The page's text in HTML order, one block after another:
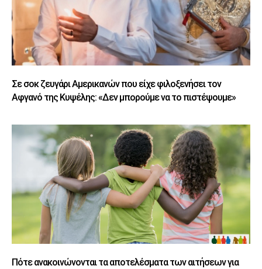
Σε σοκ ζευγάρι Αμερικανών που είχε φιλοξενήσει τον
Αφγανό της Κυψέλης: «Δεν μπορούμε να το πιστέψουμε»
Πότε ανακοινώνονται τα αποτελέσματα των αιτήσεων για